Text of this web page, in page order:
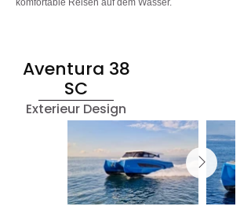
komfortable Reisen auf dem Wasser.
Aventura 38
SC
Exterieur Design